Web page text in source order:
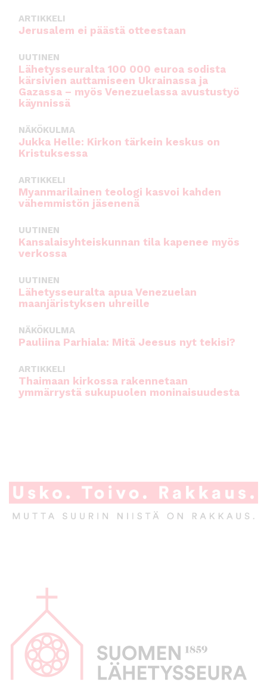
ARTIKKELI
Jerusalem ei päästä otteestaan
UUTINEN
Lähetysseuralta 100 000 euroa sodista
kärsivien auttamiseen Ukrainassa ja
Gazassa – myös Venezuelassa avustustyö
käynnissä
NÄKÖKULMA
Jukka Helle: Kirkon tärkein keskus on
Kristuksessa
ARTIKKELI
Myanmarilainen teologi kasvoi kahden
vähemmistön jäsenenä
UUTINEN
Kansalaisyhteiskunnan tila kapenee myös
verkossa
UUTINEN
Lähetysseuralta apua Venezuelan
maanjäristyksen uhreille
NÄKÖKULMA
Pauliina Parhiala: Mitä Jeesus nyt tekisi?
ARTIKKELI
Thaimaan kirkossa rakennetaan
ymmärrystä sukupuolen moninaisuudesta
p